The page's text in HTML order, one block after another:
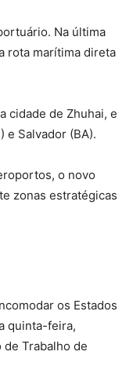
Na última
rota marítima direta
cidade de Zhuhai, e
e Salvador (BA).
o novo
zonas estratégicas
os Estados
quinta-feira,
Trabalho de